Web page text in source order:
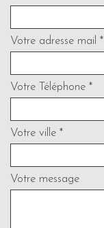
Votre adresse mail *
Votre Téléphone *
Votre ville *
Votre message